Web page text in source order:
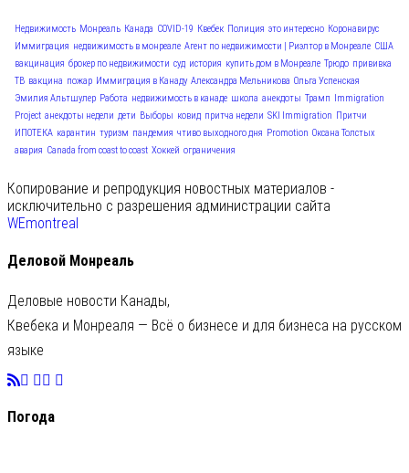
Недвижимость Монреаль Канада COVID-19 Квебек Полиция это интересно Коронавирус
Иммиграция недвижимость в монреале Агент по недвижимости | Риэлтор в Монреале США
вакцинация брокер по недвижимости суд история купить дом в Монреале Трюдо прививка
ТВ вакцина пожар Иммиграция в Канаду Александра Мельникова Ольга Успенская
Эмилия Альтшулер Работа недвижимость в канаде школа анекдоты Трамп
Immigration
Project анекдоты недели дети Выборы ковид притча недели SKI Immigration Притчи
ИПОТЕКА карантин туризм пандемия чтиво выходного дня Promotion Оксана Толстых
авария Canada from coast to coast Хоккей ограничения
Копирование и репродукция новостных материалов -
исключительно с разрешения администрации сайта
WEmontreal
Деловой Монреаль
Деловые новости Канады,
Квебека и Монреаля — Всё о бизнесе и для бизнеса на русском
языке
Погода